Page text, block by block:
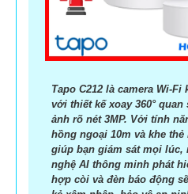
Tapo C212 là camera Wi-
với thiết kế xoay 360°
ảnh rõ nét 3MP. Với tính
hồng ngoại 10m và khe thẻ
giúp bạn giám sát mọi
nghệ AI thông minh phát
hợp còi và đèn báo động